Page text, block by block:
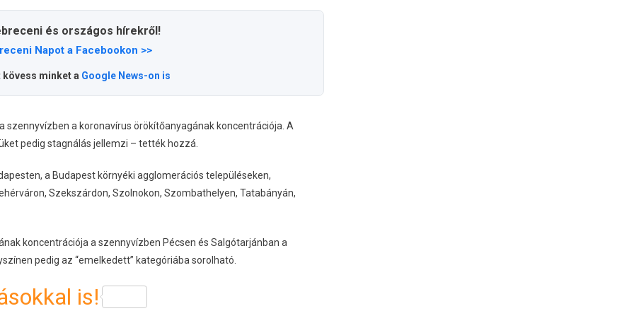
és országos hírekről!
Napot a Facebookon >>
minket a Google News-on is
szennyvízben a koronavírus örökítőanyagának koncentrációja. A
pedig stagnálás jellemzi – tették hozzá.
a Budapest környéki agglomerációs településeken,
Szekszárdon, Szolnokon, Szombathelyen, Tatabányán,
koncentrációja a szennyvízben Pécsen és Salgótarjánban a
pedig az “emelkedett” kategóriába sorolható.
is!